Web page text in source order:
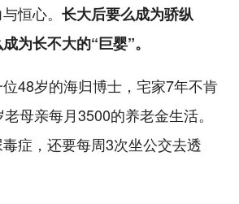
恒心。长大后要么成为骄纵
为长不大的“巨婴”。
48岁的海归博士，宅家7年不肯
母亲每月3500的养老金生活。
症，还要每周3次坐公交去透